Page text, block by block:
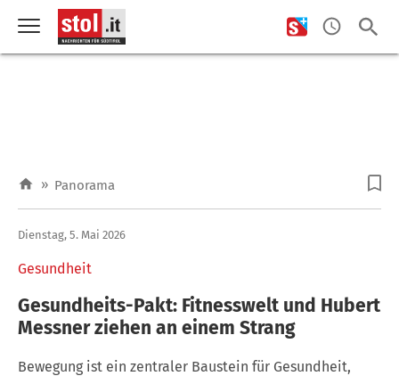
» Panorama
Gesundheit
Dienstag, 5. Mai 2026
Gesundheits-Pakt: Fitnesswelt und Hubert
Messner ziehen an einem Strang
Bewegung ist ein zentraler Baustein für Gesundheit,